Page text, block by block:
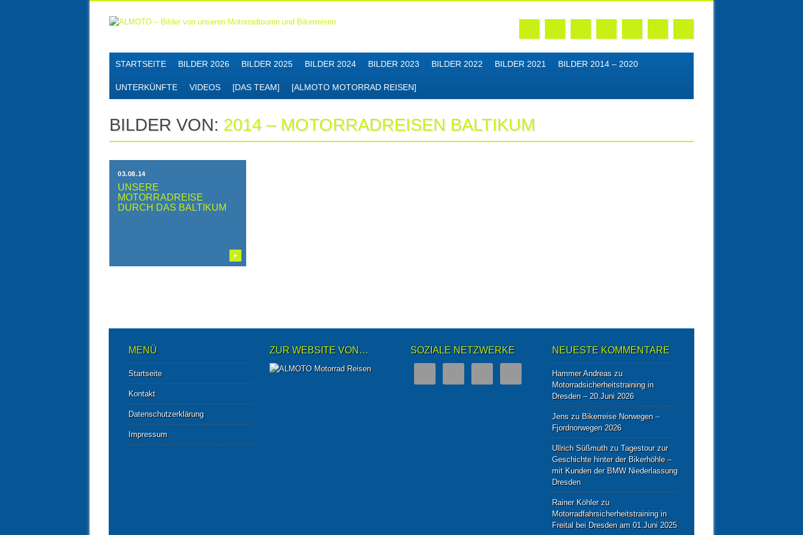
MAIN MENU
STARTSEITE BILDER 2026 BILDER 2025 BILDER 2024 BILDER 2023 BILDER 2022 BILDER 2021 BILDER 2014 – 2020
UNTERKÜNFTE VIDEOS [DAS TEAM] [ALMOTO MOTORRAD REISEN]
BILDER VON: 2014 – MOTORRADREISEN BALTIKUM
03.08.14
UNSERE
MOTORRADREISE
DURCH DAS BALTIKUM
▶
MENÜ
Startseite
Kontakt
Datenschutzerklärung
Impressum
ZUR WEBSITE VON… SOZIALE NETZWERKE NEUESTE KOMMENTARE
Hammer Andreaszu
Motorradsicherheitstraining in
Dresden – 20.Juni 2026
Jenszu Bikerreise Norwegen –
Fjordnorwegen 2026
Ullrich Süßmuthzu Tagestour zur
Geschichte hinter der Bikerhöhle –
mit Kunden der BMW Niederlassung
Dresden
Rainer Köhlerzu
Motorradfahrsicherheitstraining in
Freital bei Dresden am 01.Juni 2025